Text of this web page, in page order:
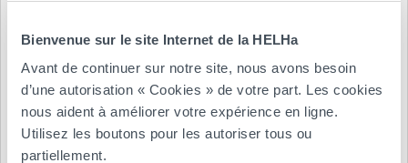
Bienvenue sur le site Internet de la HELHa
Avant de continuer sur notre site, nous avons besoin
d’une autorisation « Cookies » de votre part. Les cookies
nous aident à améliorer votre expérience en ligne.
Utilisez les boutons pour les autoriser tous ou
partiellement.
personnel (vélo/voiture) est souvent plus pratique.
– Tu détermineras toi-même les horaires d’enseignement,
en concertation avec l’équipe et les familles des enfants à
encadrer.